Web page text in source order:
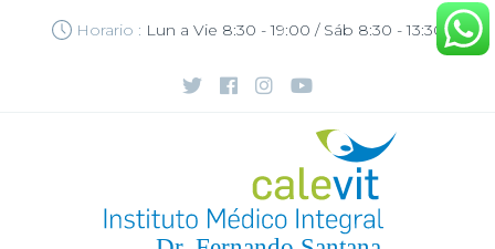
Horario : Lun a Vie 8:30 - 19:00 / Sáb 8:30 - 13:30